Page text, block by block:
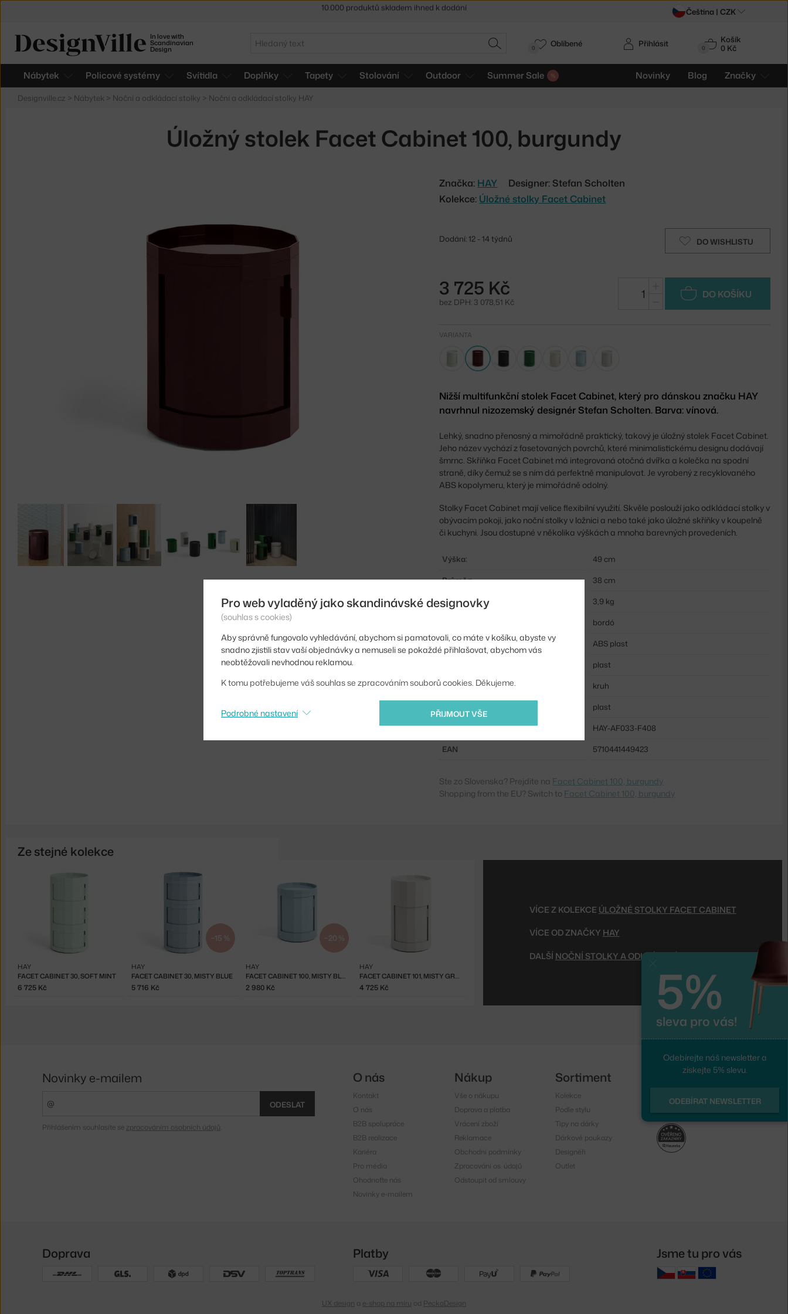
In love with
Scandinavian
Design
Hledat
HLEDAT 0
Košík
0 Kč
Nábytek Policové systémy Svítidla Doplňky Tapety Stolování Outdoor Summer Sale Novinky Blog Značky
Přihlásit
0 Oblíbené
Designville.cz > Nábytek > Noční a odkládací stolky > Noční a odkládací stolky HAY
Úložný stolek Facet Cabinet 100, burgundy
Značka: HAY
Designer: Stefan Scholten
Kolekce: Úložné stolky Facet Cabinet
DO WISHLISTU
Dodání: 12 - 14 týdnů
3 725 Kč
bez DPH: 3 078,51 Kč
DO KOŠÍKU
VARIANTA
Nižší multifunkční stolek Facet Cabinet, který pro dánskou značku HAY
navrhnul nizozemský designér Stefan Scholten. Barva: vínová.
Lehký, snadno přenosný a mimořádně praktický, takový je úložný stolek Facet Cabinet.
Jeho název vychází z fasetovaných povrchů, které minimalistickému designu dodávají
šmrnc. Skříňka Facet Cabinet má integrovaná otočná dvířka a kolečka na spodní
straně, díky čemuž se s ním dá perfektně manipulovat. Je vyrobený z recyklovaného
ABS kopolymeru, který je mimořádně odolný.
Stolky Facet Cabinet mají velice flexibilní využití. Skvěle poslouží jako odkládací stolky v
obývacím pokoji, jako noční stolky v ložnici a nebo také jako úložné skříňky v koupelně
či kuchyni. Jsou dostupné v několika výškách a mnoha barevných provedeních.
Výška:
49 cm
Průměr:
38 cm
Hmotnost:
3,9 kg
bordó
Materiál:
ABS plast
plast
Tvar stolu:
kruh
Deska stolu:
plast
Kód produktu
HAY-AF033-F408
EAN
5710441449423
Ste zo Slovenska? Prejdite na Facet Cabinet 100, burgundy
Shopping from the EU? Switch to Facet Cabinet 100, burgundy
Ze stejné kolekce
FACET CABINET 30, SOFT MINT
HAY
6 725 Kč
−15 %
FACET CABINET 30, MISTY BLUE
HAY
5 716 Kč
−20 %
FACET CABINET 100, MISTY BLUE
HAY
2 980 Kč
FACET CABINET 101, MISTY GREY
HAY
4 725 Kč
VÍCE Z KOLEKCE ÚLOŽNÉ STOLKY FACET CABINET
VÍCE OD ZNAČKY HAY
DALŠÍ NOČNÍ STOLKY A ODKLÁDACÍ STOLKY
Sleva 5 % pro odběratele newsletteru Čeština | CZK
Pro web vyladěný jako skandinávské designovky
(souhlas s cookies)
Aby správně fungovalo vyhledávání, abychom si pamatovali, co máte v košíku, abyste vy
snadno zjistili stav vaší objednávky a nemuseli se pokaždé přihlašovat, abychom vás
neobtěžovali nevhodnou reklamou.
K tomu potřebujeme váš souhlas se zpracováním souborů cookies. Děkujeme.
PŘIJMOUT VŠE
Podrobné nastavení
5%
sleva pro vás!
Odebírejte náš newsletter a
získejte 5% slevu.
ODEBÍRAT NEWSLETTER
Novinky e-mailem
ODESLAT
Přihlášením souhlasíte se zpracováním osobních údajů
O nás
Kontakt
O nás
B2B spolupráce
B2B realizace
Kariéra
Pro média
Ohodnoťte nás
Novinky e-mailem
Nákup
Vše o nákupu
Doprava a platba
Vrácení zboží
Reklamace
Obchodní podmínky
Zpracování os. údajů
Odstoupit od smlouvy
Sortiment
Kolekce
Podle stylu
Tipy na dárky
Dárkové poukazy
Designéři
Outlet
Sledujte nás
Doprava Platby Jsme tu pro vás
UX design a e-shop na míru od PeckaDesign